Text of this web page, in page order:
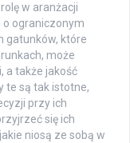
w aranżacji
ograniczonym
gatunków, które
może
a także jakość
te są tak istotne,
przy ich
się ich
niosą ze sobą w